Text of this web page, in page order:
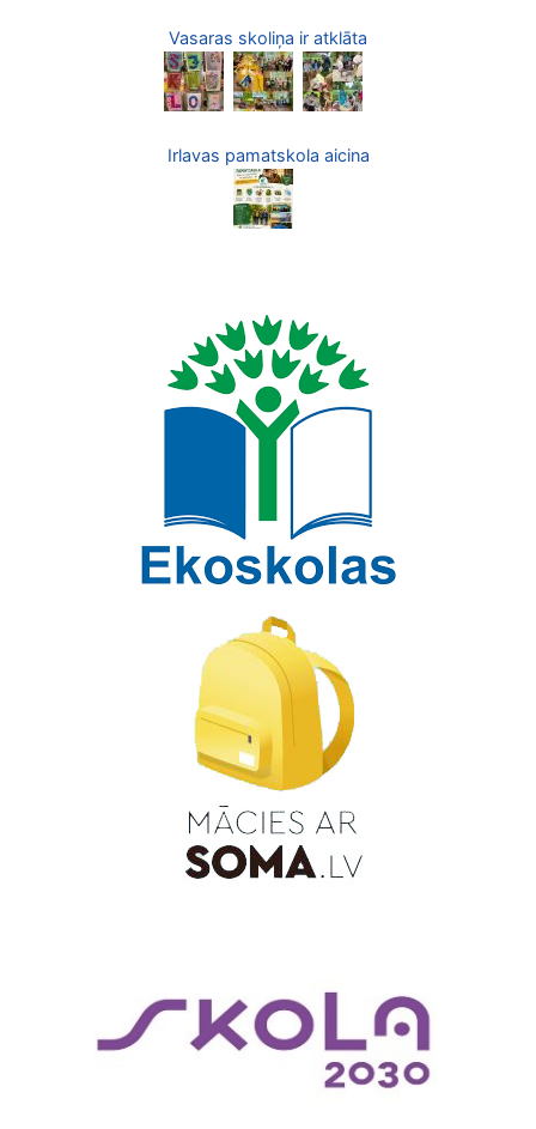
Vasaras skoliņa ir atklāta
Irlavas pamatskola aicina